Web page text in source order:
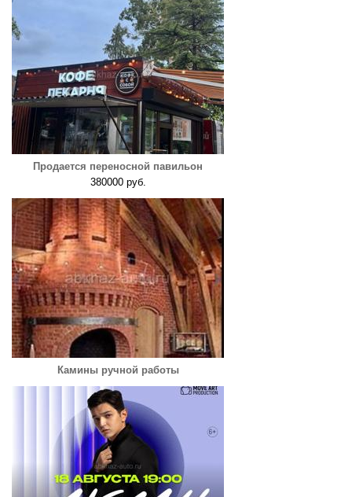
Продается переносной павильон
380000 руб.
Камины ручной работы